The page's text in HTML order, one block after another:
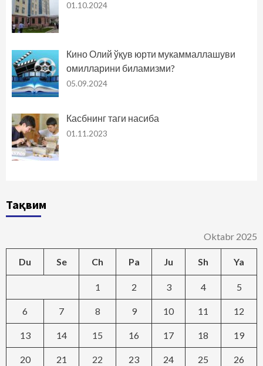
01.10.2024
Кино Олий ўқув юрти мукаммаллашуви
омилларини биламизми?
05.09.2024
Касбнинг таги насиба
01.11.2023
Тақвим
Oktabr 2025
Du Se Ch Pa Ju Sh Ya
1 2 3 4 5
6 7 8 9 10 11 12
13 14 15 16 17 18 19
20 21 22 23 24 25 26